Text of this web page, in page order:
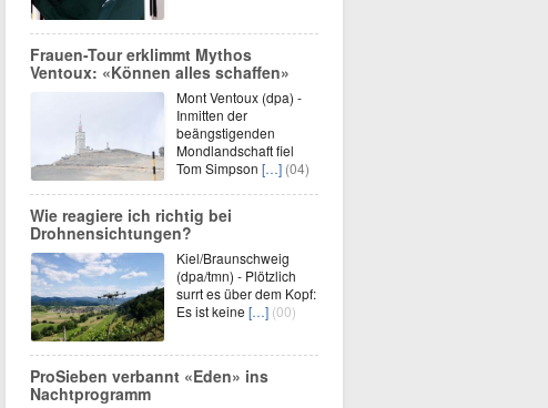
Frauen-Tour erklimmt Mythos
Ventoux: «Können alles schaffen»
Mont Ventoux (dpa) -
Inmitten der
beängstigenden
Mondlandschaft fiel
Tom Simpson […] (04)
Wie reagiere ich richtig bei
Drohnensichtungen?
Kiel/Braunschweig
(dpa/tmn) - Plötzlich
surrt es über dem Kopf:
Es ist keine […] (00)
ProSieben verbannt «Eden» ins
Nachtprogramm